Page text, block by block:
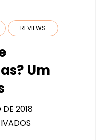
REVIEWS
Um
DE 2018